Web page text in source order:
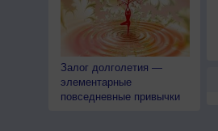
Залог долголетия —
элементарные
повседневные привычки